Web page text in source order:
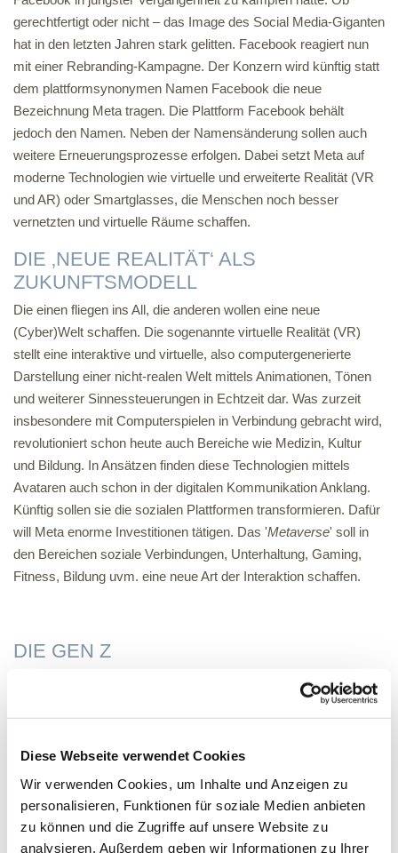
Diese Webseite verwendet Cookies
Wir verwenden Cookies, um Inhalte und Anzeigen zu
personalisieren, Funktionen für soziale Medien anbieten
zu können und die Zugriffe auf unsere Website zu
analysieren. Außerdem geben wir Informationen zu Ihrer
gerechtfertigt oder nicht – das Image des Social Media-Giganten
hat in den letzten Jahren stark gelitten. Facebook reagiert nun
mit einer Rebranding-Kampagne. Der Konzern wird künftig statt
dem plattformsynonymen Namen Facebook die neue
Bezeichnung Meta tragen. Die Plattform Facebook behält
jedoch den Namen. Neben der Namensänderung sollen auch
weitere Erneuerungsprozesse erfolgen. Dabei setzt Meta auf
moderne Technologien wie virtuelle und erweiterte Realität (VR
und AR) oder Smartglasses, die Menschen noch besser
vernetzten und virtuelle Räume schaffen.
DIE ‚NEUE REALITÄT‘ ALS
ZUKUNFTSMODELL
Die einen fliegen ins All, die anderen wollen eine neue
(Cyber)Welt schaffen. Die sogenannte virtuelle Realität (VR)
stellt eine interaktive und virtuelle, also computergenerierte
Darstellung einer nicht-realen Welt mittels Animationen, Tönen
und weiterer Sinnessteuerungen in Echtzeit dar. Was zurzeit
insbesondere mit Computerspielen in Verbindung gebracht wird,
revolutioniert schon heute auch Bereiche wie Medizin, Kultur
und Bildung. In Ansätzen finden diese Technologien mittels
Avataren auch schon in der digitalen Kommunikation Anklang.
Künftig sollen sie die sozialen Plattformen transformieren. Dafür
will Meta enorme Investitionen tätigen. Das 'Metaverse' soll in
den Bereichen soziale Verbindungen, Unterhaltung, Gaming,
Fitness, Bildung uvm. eine neue Art der Interaktion schaffen.
DIE GEN Z
Zusätzlich will Meta die Ausrichtung stärker auf die junge
Generation lenken. In diversen Umfragen gab insbesondere die
Generation Z (also die 10 bis 23-jährigen) an, Facebook kaum
die Tochterplattform Instagram durch neue Formate und
erweiterte User-Möglichkeiten noch attraktiver für die jüngere
Zielgruppe gemacht werden soll. Zu diesem Zweck werden